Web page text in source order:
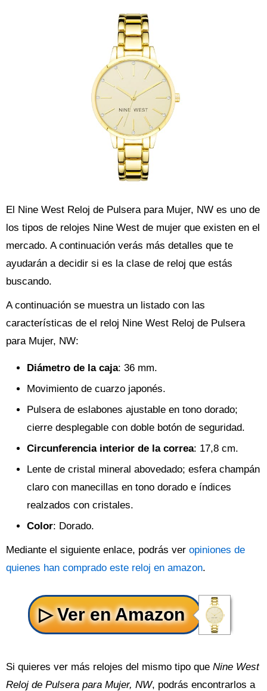
El Nine West Reloj de Pulsera para Mujer, NW es uno de
los tipos de relojes Nine West de mujer que existen en el
mercado. A continuación verás más detalles que te
ayudarán a decidir si es la clase de reloj que estás
buscando.
A continuación se muestra un listado con las
características de el reloj Nine West Reloj de Pulsera
para Mujer, NW:
Diámetro de la caja: 36 mm.
Movimiento de cuarzo japonés.
Pulsera de eslabones ajustable en tono dorado;
cierre desplegable con doble botón de seguridad.
Circunferencia interior de la correa: 17,8 cm.
Lente de cristal mineral abovedado; esfera champán
claro con manecillas en tono dorado e índices
realzados con cristales.
Color: Dorado.
Mediante el siguiente enlace, podrás ver opiniones de
quienes han comprado este reloj en amazon.
Si quieres ver más relojes del mismo tipo que Nine West
Reloj de Pulsera para Mujer, NW, podrás encontrarlos a